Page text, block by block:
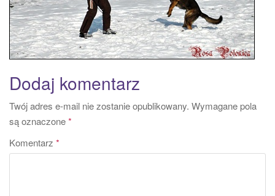
o
n
Dodaj komentarz
Twój adres e-mail nie zostanie opublikowany. Wymagane pola
są oznaczone*
Komentarz *